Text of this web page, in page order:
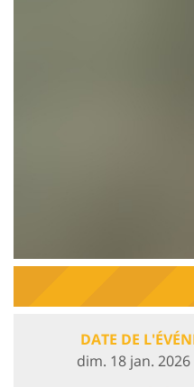
DATE DE
dim. 18 jan. 2026